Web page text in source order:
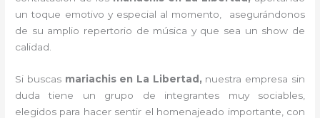
un toque emotivo y especial al momento, asegurándonos
de su amplio repertorio de música y que sea un show de
calidad.
Si buscas mariachis en La Libertad, nuestra empresa sin
duda tiene un grupo de integrantes muy sociables,
elegidos para hacer sentir el homenajeado importante, con